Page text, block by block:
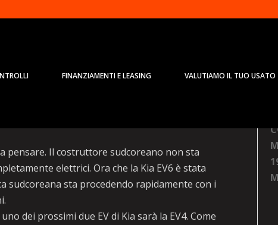
FINANZIAMENTI E LEASING VALUTIAMO IL TUO USATO
pensare. Il costruttore sudcoreano non sta
elettrici. Ora che la Kia EV6 è stata
sudcoreana sta procedendo rapidamente con i
dei prossimi due EV di Kia sarà la EV4. Come